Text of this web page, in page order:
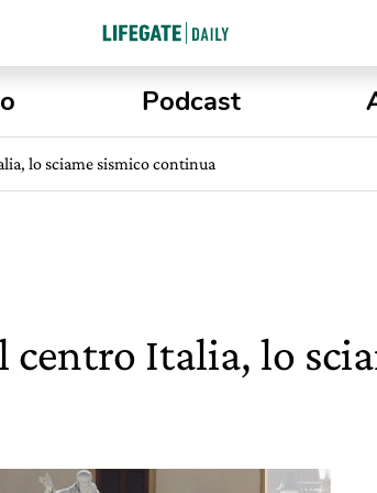
Podcast
lo sciame sismico continua
Italia, lo